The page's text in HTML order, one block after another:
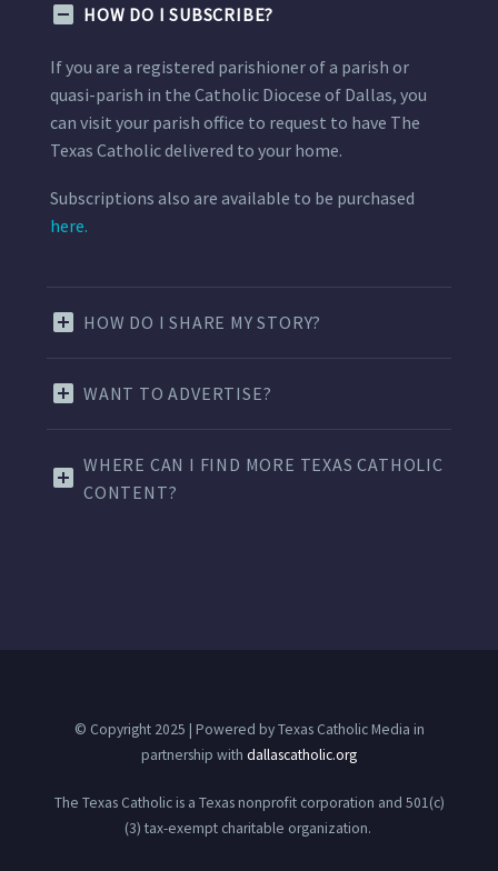
HOW DO I SUBSCRIBE?
If you are a registered parishioner of a parish or
quasi-parish in the Catholic Diocese of Dallas, you
can visit your parish office to request to have The
Texas Catholic delivered to your home.
Subscriptions also are available to be purchased
here.
HOW DO I SHARE MY STORY?
WANT TO ADVERTISE?
WHERE CAN I FIND MORE TEXAS CATHOLIC
CONTENT?
© Copyright 2025 | Powered by Texas Catholic Media in
partnership with dallascatholic.org
The Texas Catholic is a Texas nonprofit corporation and 501(c)
(3) tax-exempt charitable organization.